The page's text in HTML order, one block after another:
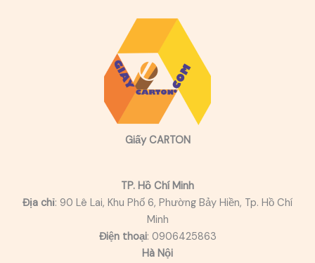
Giấy CARTON
TP. Hồ Chí Minh
Địa chỉ: 90 Lê Lai, Khu Phố 6, Phường Bảy Hiền, Tp. Hồ Chí
Minh
Điện thoại: 0906425863
Hà Nội